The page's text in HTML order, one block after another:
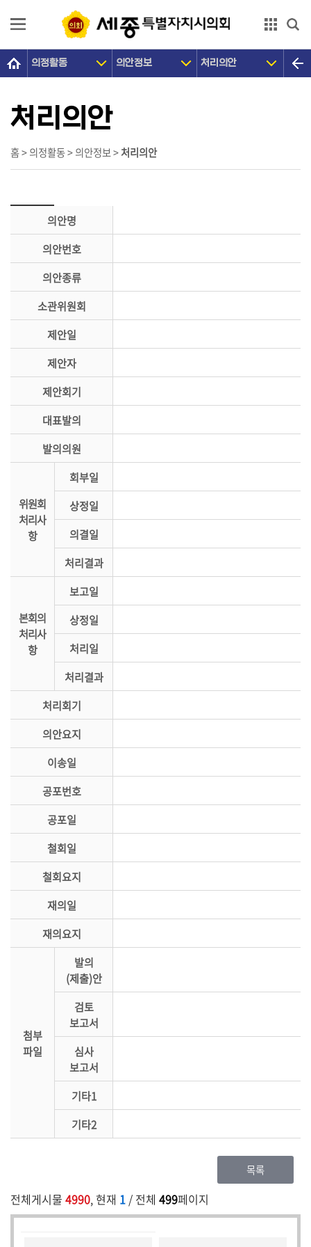
의
개
의
원
장
의
활
시
참
소
마
회
동
보
용
의정활동 의안정보 처리의안
홈 > 의정활동 > 의안정보 >처리의안
처리의안
의안명
의안번호
의안종류
소관위원회
제안일
제안자
제안회기
대표발의
발의의원
위원회
처리사
항
회부일
상정일
의결일
처리결과
본회의
처리사
항
보고일
상정일
처리일
처리결과
처리회기
의안요지
이송일
공포번호
공포일
철회일
철회요지
재의일
재의요지
첨부
파일
발의
(제출)안
검토
보고서
심사
보고서
기타1
기타2
목록
전체게시물 4990, 현재 1 / 전체 499페이지